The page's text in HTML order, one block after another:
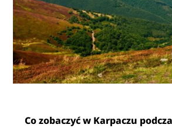
Co zobaczyć w Karpaczu